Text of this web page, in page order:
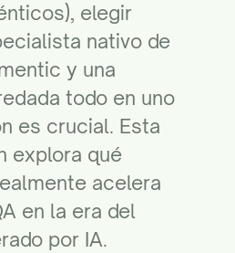
elegir
nativo de
y una
todo en uno
es crucial. Esta
explora qué
acelera
en la era del
por IA.